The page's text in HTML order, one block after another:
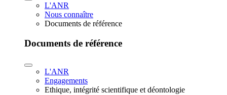
L'ANR
Nous connaître
Documents de référence
Documents de référence
L'ANR
Engagements
Ethique, intégrité scientifique et déontologie